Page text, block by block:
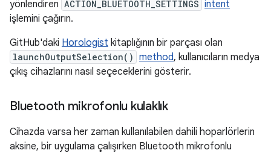
yönlendiren ACTION_BLUETOOTH_SETTINGS intent
işlemini çağırın.
GitHub'daki Horologist kitaplığının bir parçası olan
launchOutputSelection() method, kullanıcıların medya
çıkış cihazlarını nasıl seçeceklerini gösterir.
Bluetooth mikrofonlu kulaklık
Cihazda varsa her zaman kullanılabilen dahili hoparlörlerin
aksine, bir uygulama çalışırken Bluetooth mikrofonlu